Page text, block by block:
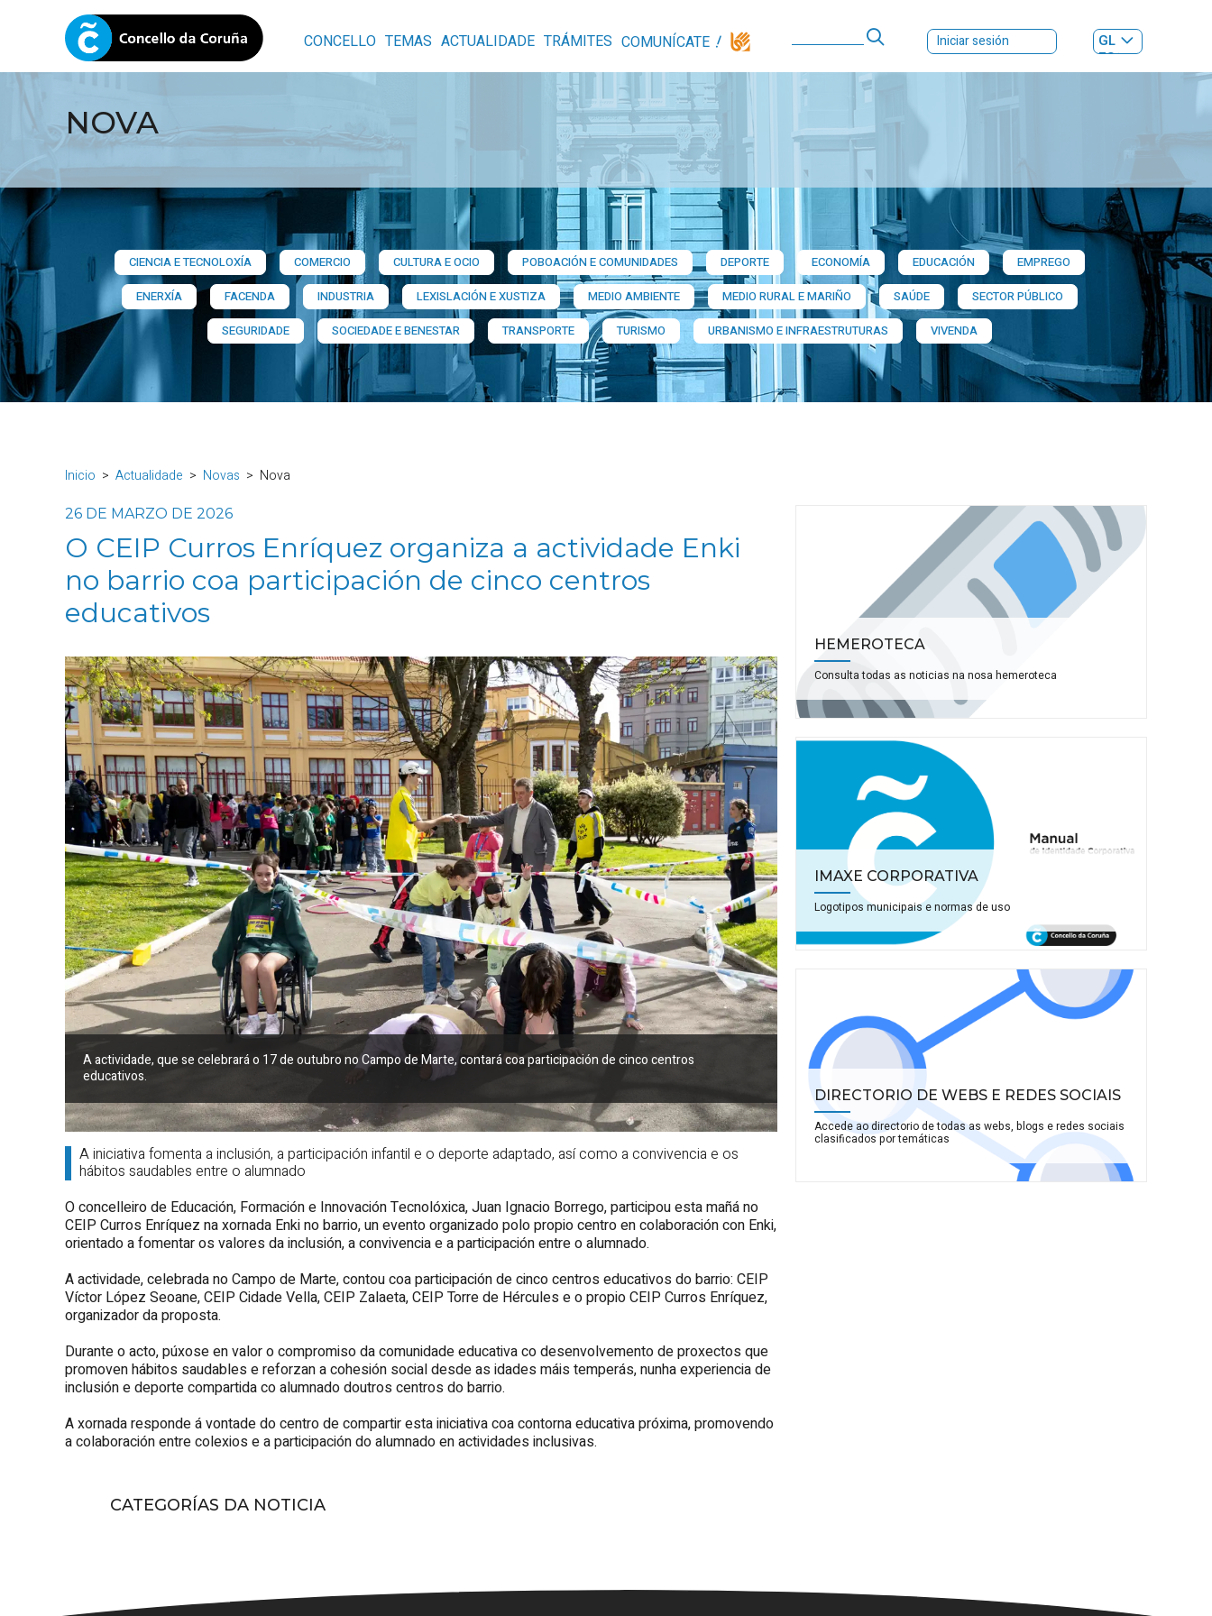
CONCELLO TEMAS ACTUALIDADE TRÁMITES COMUNÍCATE Iniciar sesión
GL
ES|
NOVA
CIENCIA E TECNOLOXÍA COMERCIO CULTURA E OCIO POBOACIÓN E COMUNIDADES DEPORTE ECONOMÍA EDUCACIÓN
EMPREGO
ENERXÍA
FACENDA INDUSTRIA LEXISLACIÓN E XUSTIZA MEDIO AMBIENTE MEDIO RURAL E MARIÑO SAÚDE
SECTOR PÚBLICO
SEGURIDADE
SOCIEDADE E BENESTAR TRANSPORTE TURISMO URBANISMO E INFRAESTRUTURAS VIVENDA
Inicio Actualidade Novas Nova
26 DE MARZO DE 2026
O CEIP Curros Enríquez organiza a actividade Enki
no barrio coa participación de cinco centros
educativos
A actividade, que se celebrará o 17 de outubro no Campo de Marte, contará coa participación de cinco centros
educativos.
A iniciativa fomenta a inclusión, a participación infantil e o deporte adaptado, así como a convivencia e os
hábitos saudables entre o alumnado
O concelleiro de Educación, Formación e Innovación Tecnolóxica, Juan Ignacio Borrego, participou esta mañá no
CEIP Curros Enríquez na xornada Enki no barrio, un evento organizado polo propio centro en colaboración con Enki,
orientado a fomentar os valores da inclusión, a convivencia e a participación entre o alumnado.
A actividade, celebrada no Campo de Marte, contou coa participación de cinco centros educativos do barrio: CEIP
Víctor López Seoane, CEIP Cidade Vella, CEIP Zalaeta, CEIP Torre de Hércules e o propio CEIP Curros Enríquez,
organizador da proposta.
Durante o acto, púxose en valor o compromiso da comunidade educativa co desenvolvemento de proxectos que
promoven hábitos saudables e reforzan a cohesión social desde as idades máis temperás, nunha experiencia de
inclusión e deporte compartida co alumnado doutros centros do barrio.
A xornada responde á vontade do centro de compartir esta iniciativa coa contorna educativa próxima, promovendo
a colaboración entre colexios e a participación do alumnado en actividades inclusivas.
CATEGORÍAS DA NOTICIA
HEMEROTECA
Consulta todas as noticias na nosa hemeroteca
IMAXE CORPORATIVA
Logotipos municipais e normas de uso
DIRECTORIO DE WEBS E REDES SOCIAIS
Accede ao directorio de todas as webs, blogs e redes sociais
clasificados por temáticas